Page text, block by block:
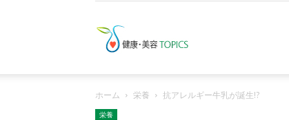
ホーム 栄養 抗アレルギー牛乳が誕生!?
栄養